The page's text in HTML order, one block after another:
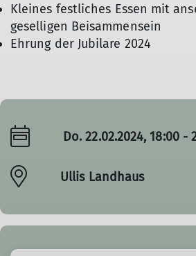
Kleines festliches Essen mit
geselligen Beisammensein
Ehrung der Jubilare 2024
Do. 22.02.2024, 18:00 -
Ullis Landhaus